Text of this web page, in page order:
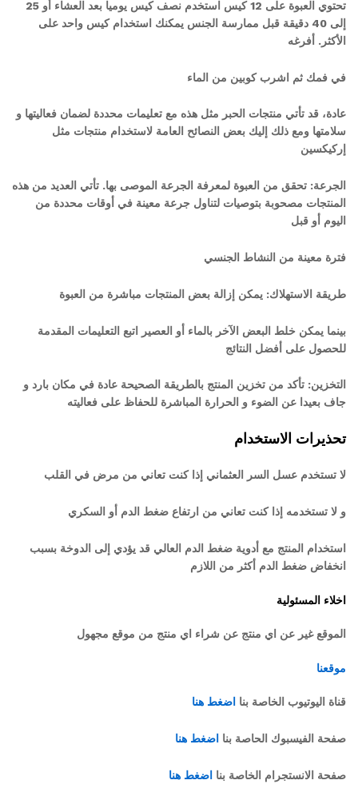
تحتوي العبوة على 12 كيس استخدم نصف كيس يوميا بعد العشاء أو 25
إلى 40 دقيقة قبل ممارسة الجنس يمكنك استخدام كيس واحد على
الأكثر. أفرغه
في فمك ثم اشرب كوبين من الماء
عادة، قد تأتي منتجات الحبر مثل هذه مع تعليمات محددة لضمان فعاليتها و
سلامتها ومع ذلك إليك بعض النصائح العامة لاستخدام منتجات مثل
إركيكسين
الجرعة: تحقق من العبوة لمعرفة الجرعة الموصى بها. تأتي العديد من هذه
المنتجات مصحوبة بتوصيات لتناول جرعة معينة في أوقات محددة من
اليوم أو قبل
فترة معينة من النشاط الجنسي
طريقة الاستهلاك: يمكن إزالة بعض المنتجات مباشرة من العبوة
بينما يمكن خلط البعض الآخر بالماء أو العصير اتبع التعليمات المقدمة
للحصول على أفضل النتائج
التخزين: تأكد من تخزين المنتج بالطريقة الصحيحة عادة في مكان بارد و
جاف بعيدا عن الضوء و الحرارة المباشرة للحفاظ على فعاليته
تحذيرات الاستخدام
لا تستخدم عسل السر العثماني إذا كنت تعاني من مرض في القلب
و لا تستخدمه إذا كنت تعاني من ارتفاع ضغط الدم أو السكري
استخدام المنتج مع أدوية ضغط الدم العالي قد يؤدي إلى الدوخة بسبب
انخفاض ضغط الدم أكثر من اللازم
اخلاء المسئولية
الموقع غير عن اي منتج عن شراء اي منتج من موقع مجهول
موقعنا
قناة اليوتيوب الخاصة بنا اضغط هنا
صفحة الفيسبوك الحاصة بنا اضغط هنا
صفحة الانستجرام الخاصة بنا اضغط هنا